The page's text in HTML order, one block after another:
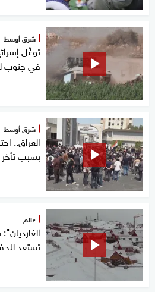
شرق أوسط
توغّل
في جنوب
شرق أوسط
العراق..
بسبب تأخر
عالم
تستعد